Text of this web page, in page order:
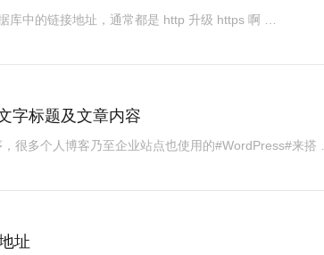
库中的链接地址，通常都是 http 升级 https 啊 …
字标题及文章内容
很多个人博客乃至企业站点也使用的#WordPress#来
址